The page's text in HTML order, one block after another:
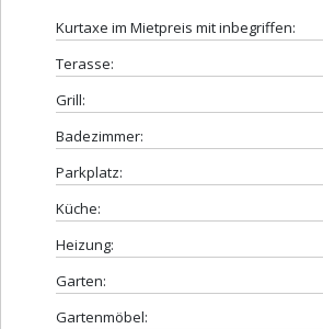
Kurtaxe im Mietpreis mit inbegriffen:
Terasse:
Grill:
Badezimmer:
Parkplatz:
Küche:
Heizung:
Garten:
Gartenmöbel: